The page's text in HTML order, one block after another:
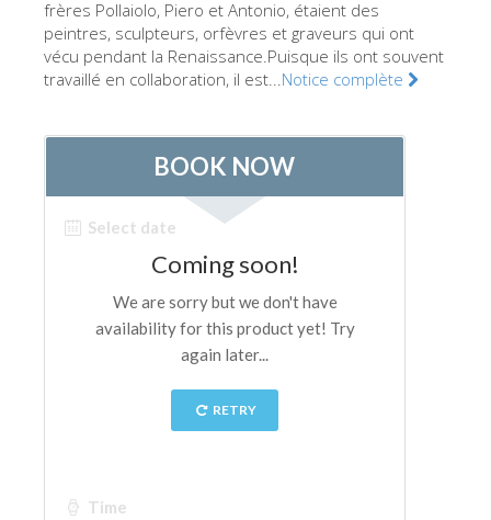
Galerie de l'Académie
La Galerie Palatine
Opificio delle Pietre Dure
Le Musée Galilée
Le Jardin de Boboli
La tour d'Arnolfo
frères Pollaiolo, Piero et Antonio, étaient des
peintres, sculpteurs, orfèvres et graveurs qui ont
vécu pendant la Renaissance.Puisque ils ont souvent
travaillé en collaboration, il est...Notice complète